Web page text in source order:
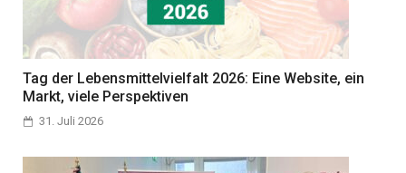
Tag der Lebensmittelvielfalt 2026: Eine Website, ein
Markt, viele Perspektiven
31. Juli 2026